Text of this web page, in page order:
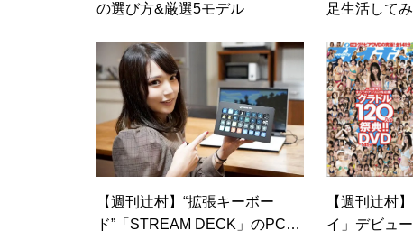
の選び方&厳選5モデル
足生活して
y」
【週刊辻村】“拡張キーボー
ド”「STREAM DECK」のPCス
【週刊辻村
イ」デビュ